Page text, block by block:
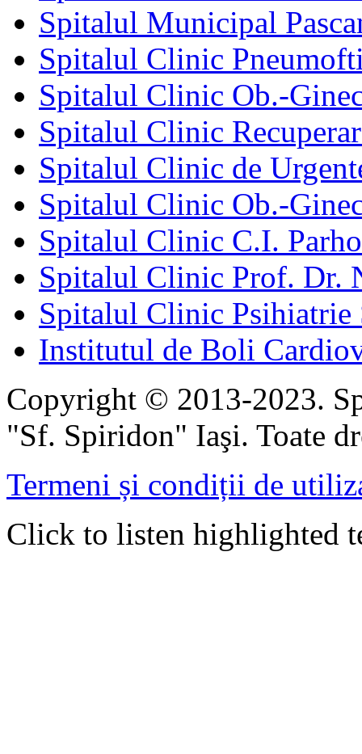
Spitalul Municipal
Spitalul Clinic
Spitalul Clinic Ob.-
Spitalul Clinic
Spitalul Clinic de
Spitalul Clinic Ob.-
Spitalul Clinic C.I.
Spitalul Clinic Prof. Dr.
Spitalul Clinic Psihiatrie
Institutul de Boli
Copyright © 2013-2023.
"Sf. Spiridon" Iaşi. Toate
Termeni și condiții de
Click to listen highlighted